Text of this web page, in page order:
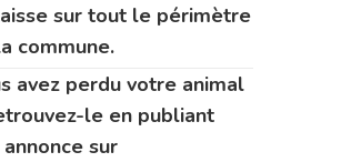
sur tout le périmètre
commune.
avez perdu votre animal
le en publiant
annonce sur